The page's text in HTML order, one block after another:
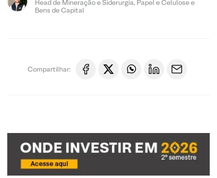
Head de Mineração e Siderurgia, Papel e Celulose e
Bens de Capital
Compartilhar: